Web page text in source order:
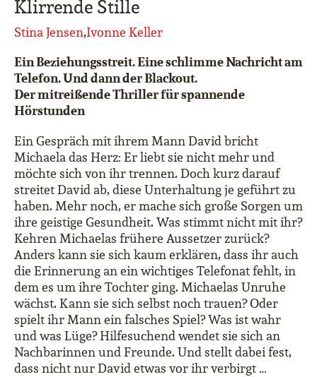
Klirrende Stille
Stina Jensen,Ivonne Keller
Ein Beziehungsstreit. Eine schlimme Nachricht am
Telefon. Und dann der Blackout.
Der mitreißende Thriller für spannende
Hörstunden
Ein Gespräch mit ihrem Mann David bricht
Michaela das Herz: Er liebt sie nicht mehr und
möchte sich von ihr trennen. Doch kurz darauf
streitet David ab, diese Unterhaltung je geführt zu
haben. Mehr noch, er mache sich große Sorgen um
ihre geistige Gesundheit. Was stimmt nicht mit ihr?
Kehren Michaelas frühere Aussetzer zurück?
Anders kann sie sich kaum erklären, dass ihr auch
die Erinnerung an ein wichtiges Telefonat fehlt, in
dem es um ihre Tochter ging. Michaelas Unruhe
wächst. Kann sie sich selbst noch trauen? Oder
spielt ihr Mann ein falsches Spiel? Was ist wahr
und was Lüge? Hilfesuchend wendet sie sich an
Nachbarinnen und Freunde. Und stellt dabei fest,
dass nicht nur David etwas vor ihr verbirgt …